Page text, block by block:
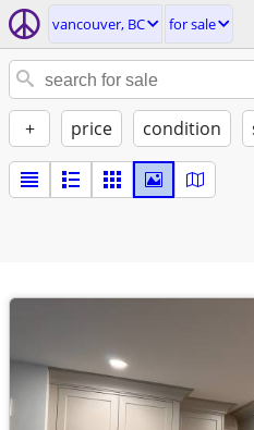
vancouver, BC for sale
+ price condition